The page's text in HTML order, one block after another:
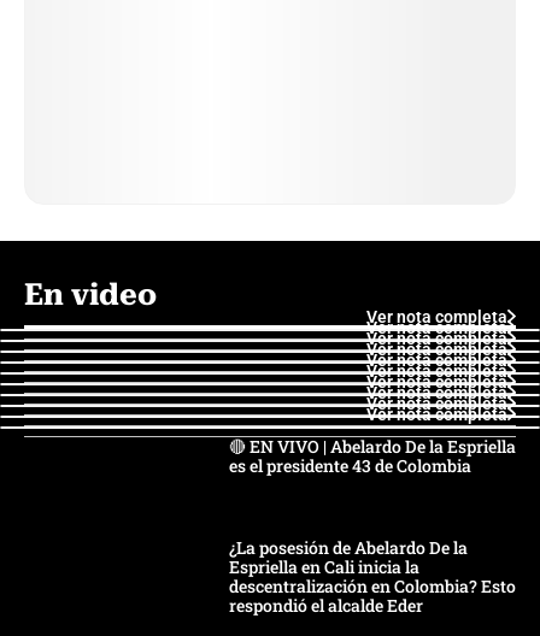
En video
Ver nota completa
Ver nota completa
Ver nota completa
Ver nota completa
Ver nota completa
Ver nota completa
Ver nota completa
Ver nota completa
Ver nota completa
Ver nota completa
🔴 EN VIVO | Abelardo De la Espriella
es el presidente 43 de Colombia
¿La posesión de Abelardo De la
Espriella en Cali inicia la
descentralización en Colombia? Esto
respondió el alcalde Eder